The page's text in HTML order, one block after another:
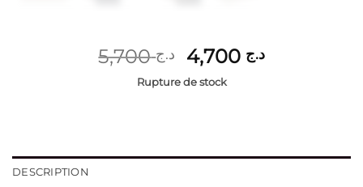
د.ج5,700
Le
prix
د.ج 4,700
Le
Rupture de stock
DESCRIPTION